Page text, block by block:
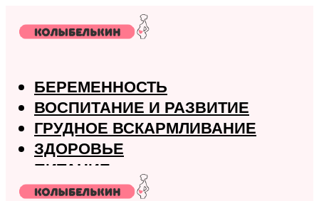
БЕРЕМЕННОСТЬ
ВОСПИТАНИЕ И РАЗВИТИЕ
ГРУДНОЕ ВСКАРМЛИВАНИЕ
ЗДОРОВЬЕ
ПИТАНИЕ
РОДЫ